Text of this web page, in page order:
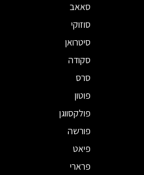
סאאב
סוזוקי
סיטרואן
סקודה
סרס
פוטון
פולקסווגן
פורשה
פיאט
פרארי